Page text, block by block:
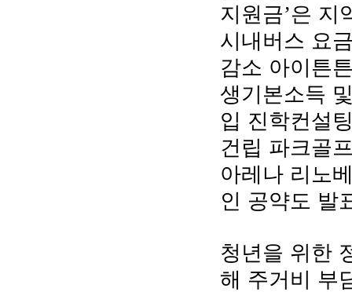
지원금’은 지
시내버스 요
감소 아이튼
생기본소득
입 진학컨설
건립 파크골
아레나 리노
인 공약도 발
청년을 위한
해 주거비 부